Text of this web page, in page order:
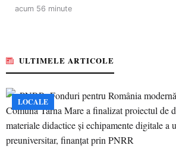
acum 56 minute
ULTIMELE ARTICOLE
LOCALE